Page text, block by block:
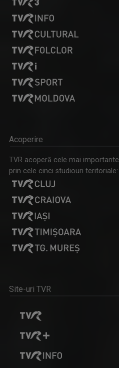
Acoperire
TVR acoperă cele mai
prin cele cinci studiouri teritoriale:
Site-uri TVR